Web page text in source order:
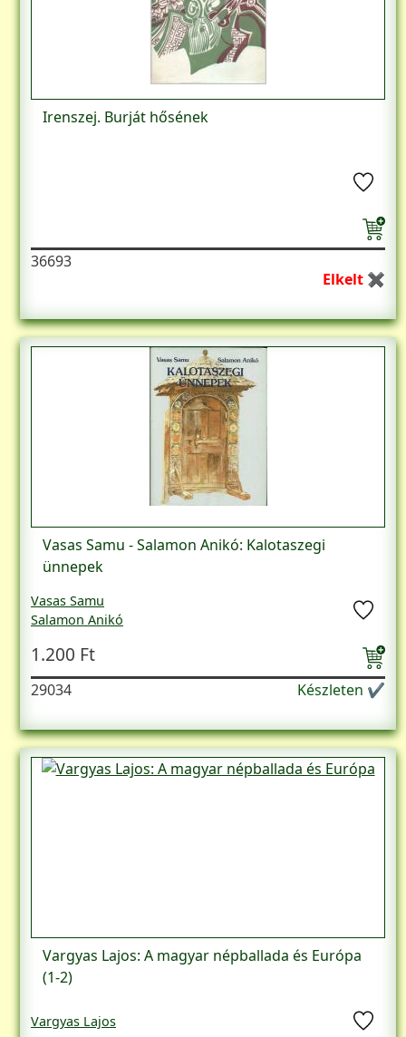
Irenszej. Burját hősének
36693
Elkelt ✖
Vasas Samu - Salamon Anikó: Kalotaszegi
ünnepek
Vasas Samu
Salamon Anikó
1.200 Ft
29034 Készleten ✔
Vargyas Lajos: A magyar népballada és Európa
(1-2)
Vargyas Lajos